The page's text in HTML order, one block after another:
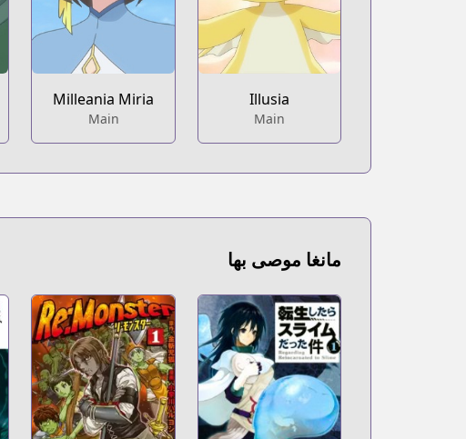
Illusia
Main
Milleania Miria
Main
مانغا موصى بها